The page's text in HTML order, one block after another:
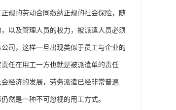
规的劳动合同缴纳正规的社会保险，随
以及管理人员的权力，被派遣人员必须
司，这样一旦出现类似于员工与企业的
任在用工一方也就是被派遣单的责任
经济的发展，劳务派遣已经非常普遍
然是一种不可忽视的用工方式。